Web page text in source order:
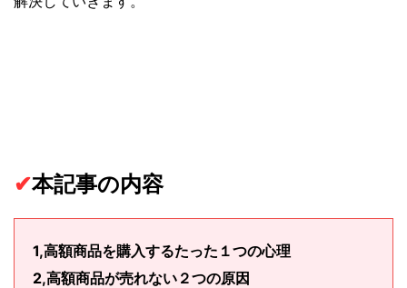
✔本記事の内容
1,高額商品を購入するたった１つの心理
2,高額商品が売れない２つの原因